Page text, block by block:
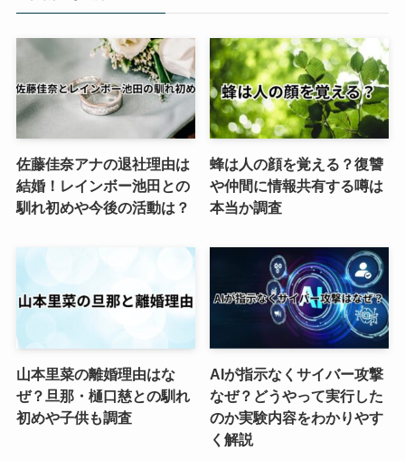
佐藤佳奈アナの退社理由は
結婚！レインボー池田との
馴れ初めや今後の活動は？
蜂は人の顔を覚える？復讐
や仲間に情報共有する噂は
本当か調査
山本里菜の離婚理由はな
ぜ？旦那・樋口慈との馴れ
初めや子供も調査
AIが指示なくサイバー攻撃
なぜ？どうやって実行した
のか実験内容をわかりやす
く解説